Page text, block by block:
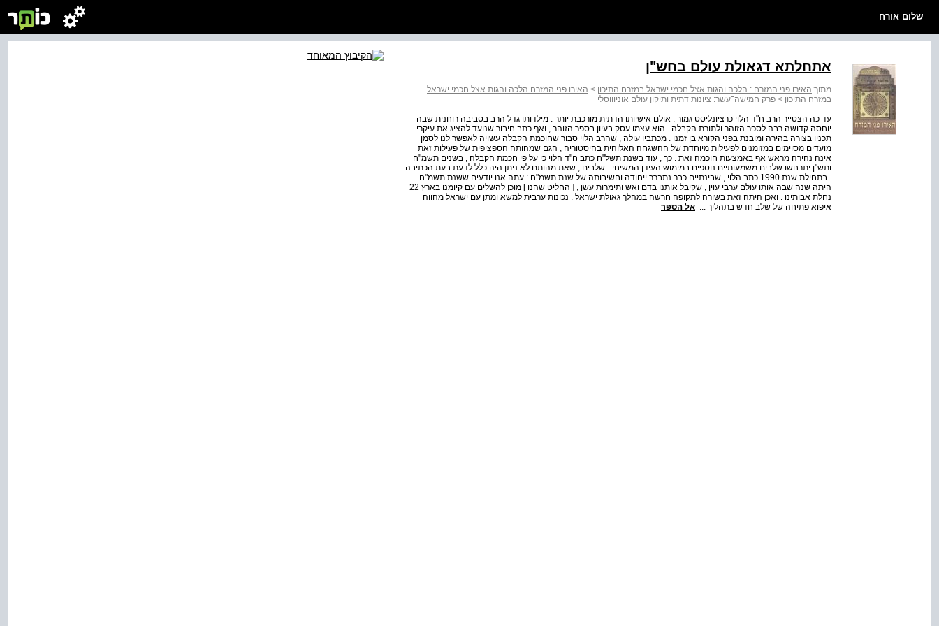
שלום אורח
אתחלתא דגאולת עולם בחש"ן
מתוך:האירו פני המזרח : הלכה והגות אצל חכמי ישראל במזרח התיכון > האירו פני המזרח הלכה והגות אצל חכמי ישראל
במזרח התיכון > פרק חמישה־עשר: ציונות דתית ותיקון עולם אוניוווסלי
עד כה הצטייר הרב ח"ד הלוי כרציונליסט גמור . אולם אישיותו הדתית מורכבת יותר . מילדותו גדל הרב בסביבה רוחנית שבה
יוחסה קדושה רבה לספר הזוהר ולתורת הקבלה . הוא עצמו עסק בעיון בספר הזוהר , ואף כתב חיבור שנועד להציג את עיקרי
תכניו בצורה בהירה ומובנת בפני הקורא בן זמנו . מכתביו עולה , שהרב הלוי סבור שחוכמת הקבלה עשויה לאפשר לנו לסמן
מועדים מסוימים במזומנים לפעילות מיוחדת של ההשגחה האלוהית בהיסטוריה , הגם שמהותה הספציפית של פעילות זאת
אינה נהירה מראש אף באמצעות חוכמה זאת . כך , עוד בשנת תשל"ח כתב ח"ד הלוי כי על פי חכמת הקבלה , בשנים תשמ"ח
ותש"ן יתרחשו שלבים משמעותיים נוספים במימוש העידן המשיחי - שלבים , שאת מהותם לא ניתן היה כלל לדעת בעת הכתיבה
. בתחילת שנת 1990 כתב הלוי , שבינתיים כבר נתברר ייחודה וחשיבותה של שנת תשמ"ח : עתה אנו יודעים ששנת תשמ"ח
היתה שנה שבה אותו עולם ערבי עוין , שקיבל אותנו בדם ואש ותימרות עשן , [ החליט שהנו ] מוכן להשלים עם קיומנו בארץ 22
נחלת אבותינו . ואכן היתה זאת בשורה לתקופה חרשה במהלך גאולת ישראל . נכונות ערבית למשא ומתן עם ישראל מהווה
איפוא פתיחה של שלב חדש בתהליך ... אל הספר